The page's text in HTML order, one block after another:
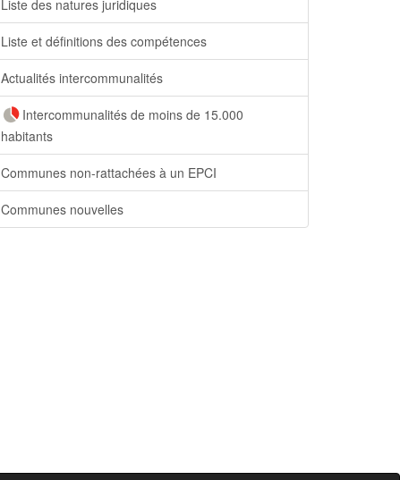
Liste des natures juridiques
Liste et définitions des compétences
Actualités intercommunalités
Intercommunalités de moins de 15.000
habitants
Communes non-rattachées à un EPCI
Communes nouvelles